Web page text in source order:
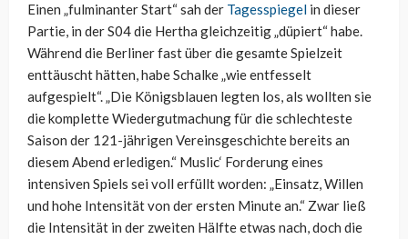
Einen „fulminanter Start“ sah der Tagesspiegel in dieser
Partie, in der S04 die Hertha gleichzeitig „düpiert“ habe.
Während die Berliner fast über die gesamte Spielzeit
enttäuscht hätten, habe Schalke „wie entfesselt
aufgespielt“. „Die Königsblauen legten los, als wollten sie
die komplette Wiedergutmachung für die schlechteste
Saison der 121-jährigen Vereinsgeschichte bereits an
diesem Abend erledigen.“ Muslic‘ Forderung eines
intensiven Spiels sei voll erfüllt worden: „Einsatz, Willen
und hohe Intensität von der ersten Minute an.“ Zwar ließ
die Intensität in der zweiten Hälfte etwas nach, doch die